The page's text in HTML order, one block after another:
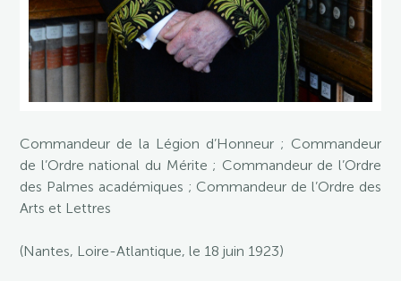
Commandeur de la Légion d’Honneur ; Commandeur
de l’Ordre national du Mérite ; Commandeur de l’Ordre
des Palmes académiques ; Commandeur de l’Ordre des
Arts et Lettres
(Nantes, Loire-Atlantique, le 18 juin 1923)